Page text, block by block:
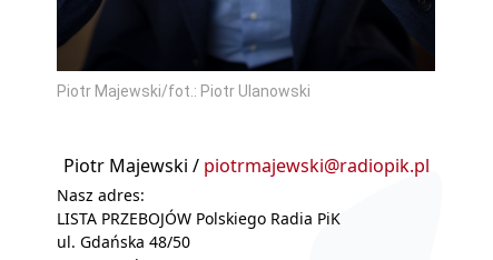
Piotr Majewski/fot.: Piotr Ulanowski
Piotr Majewski / piotrmajewski@radiopik.pl
Nasz adres:
LISTA PRZEBOJÓW Polskiego Radia PiK
ul. Gdańska 48/50